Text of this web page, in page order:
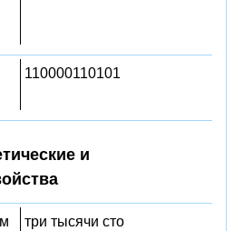
110000110101
и
три тысячи сто